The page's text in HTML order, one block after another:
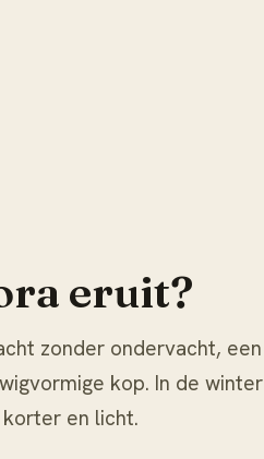
eruit?
zonder ondervacht, een
kop. In de winter
en licht.